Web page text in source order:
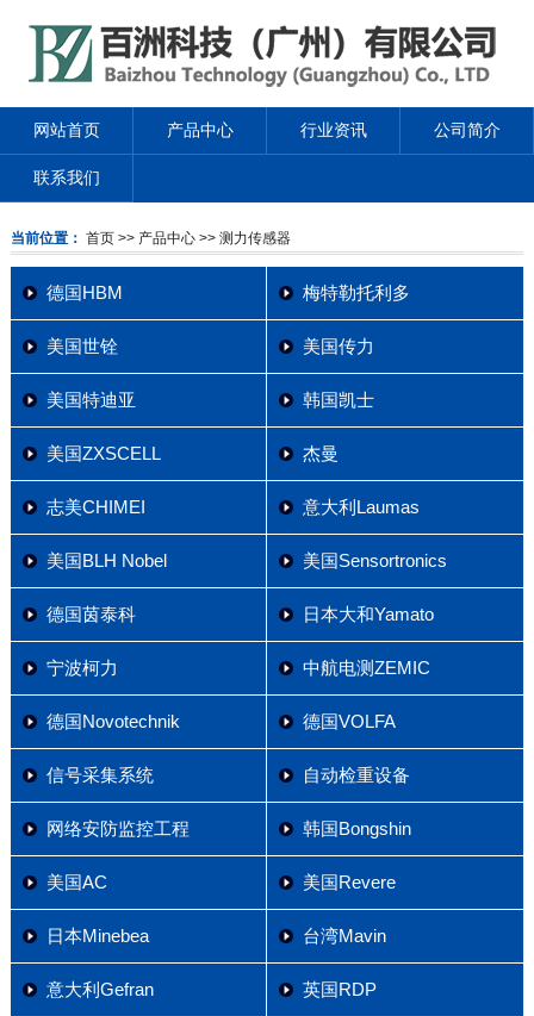
网站首页 产品中心 行业资讯 公司简介
联系我们
当前位置： 首页 >> 产品中心>> 测力传感器
德国HBM 梅特勒托利多
美国世铨 美国传力
美国特迪亚 韩国凯士
美国ZXSCELL 杰曼
志美CHIMEI 意大利Laumas
美国BLH Nobel 美国Sensortronics
德国茵泰科 日本大和Yamato
宁波柯力 中航电测ZEMIC
德国Novotechnik 德国VOLFA
信号采集系统 自动检重设备
网络安防监控工程 韩国Bongshin
美国AC 美国Revere
日本Minebea 台湾Mavin
意大利Gefran 英国RDP